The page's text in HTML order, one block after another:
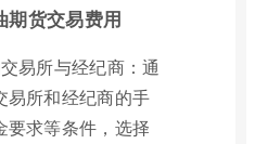
期货交易费用
易所与经纪商：通
易所和经纪商的手
要求等条件，选择